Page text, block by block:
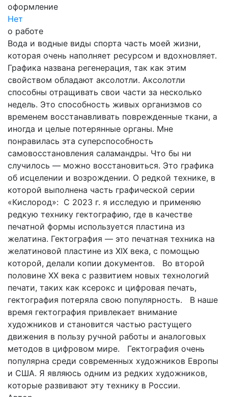
оформление
Нет
о работе
Вода и водные виды спорта часть моей жизни,
которая очень наполняет ресурсом и вдохновляет.
Графика названа регенерация, так как этим
свойством обладают аксолотли. Аксолотли
способны отращивать свои части за несколько
недель⁠⁠. Это способность живых организмов со
временем восстанавливать поврежденные ткани, а
иногда и целые потерянные органы. Мне
понравилась эта суперспособность
самовосстановления саламандры. Что бы ни
случилось — можно восстановиться. Это графика
об исцелении и возрождении. О редкой технике, в
которой выполнена часть графической серии
«Кислород»: С 2023 г. я исследую и применяю
редкую технику гектографию, где в качестве
печатной формы используется пластина из
желатина. Гектография — это печатная техника на
желатиновой пластине из XIX века, с помощью
которой, делали копии документов. Во второй
половине XX века с развитием новых технологий
печати, таких как ксерокс и цифровая печать,
гектография потеряла свою популярность. В наше
время гектография привлекает внимание
художников и становится частью растущего
движения в пользу ручной работы и аналоговых
методов в цифровом мире. Гектография очень
популярна среди современных художников Европы
и США. Я являюсь одним из редких художников,
которые развивают эту технику в России.